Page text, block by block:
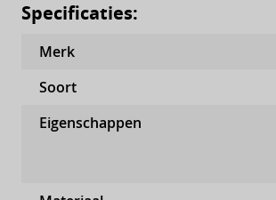
Specificaties:
Merk
Soort
Eigenschappen